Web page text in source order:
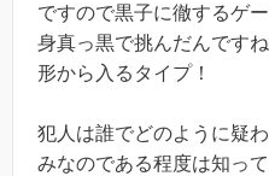
ですので黒子に徹するゲ
身真っ黒で挑んだんですね
形から入るタイプ！
犯人は誰でどのように疑
みなのである程度は知って